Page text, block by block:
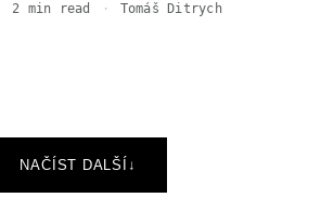
2 min read · Tomáš Ditrych
NAČÍST DALŠÍ ↓